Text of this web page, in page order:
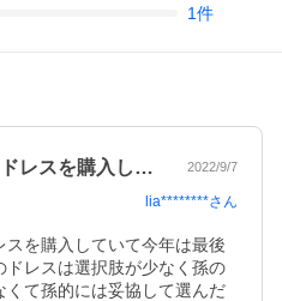
1件
毎年孫のピアノ発表会のドレスを購入して… 2022/9/7
lia********さん
を購入していて今年は最後
レスは選択肢が少なく孫の
て孫的には妥協して選んだ